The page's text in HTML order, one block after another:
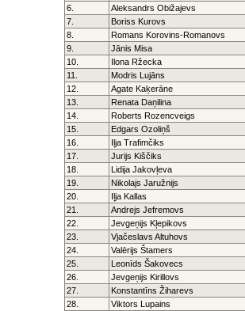
6.
Aleksandrs Obižajevs
7.
Boriss Kurovs
8.
Romans Korovins-Romanovs
9.
Jānis Misa
10.
Ilona Ržecka
11.
Modris Lujāns
12.
Agate Kaķerāne
13.
Renata Daņilina
14.
Roberts Rozencveigs
15.
Edgars Ozoliņš
16.
Iļja Trafimčiks
17.
Jurijs Kiščiks
18.
Lidija Jakovļeva
19.
Nikolajs Jaružnijs
20.
Iļja Kallas
21.
Andrejs Jefremovs
22.
Jevgeņijs Kļepikovs
23.
Vjačeslavs Altuhovs
24.
Valērijs Štamers
25.
Leonīds Šakovecs
26.
Jevgeņijs Kirillovs
27.
Konstantīns Žiharevs
28.
Viktors Lupains